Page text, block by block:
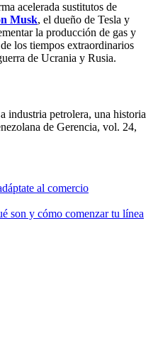
acelerada sustitutos de
Musk, el dueño de Tesla y
la producción de gas y
los tiempos extraordinarios
de Ucrania y Rusia.
industria petrolera, una historia
de Gerencia, vol. 24,
al comercio
son y cómo comenzar tu línea